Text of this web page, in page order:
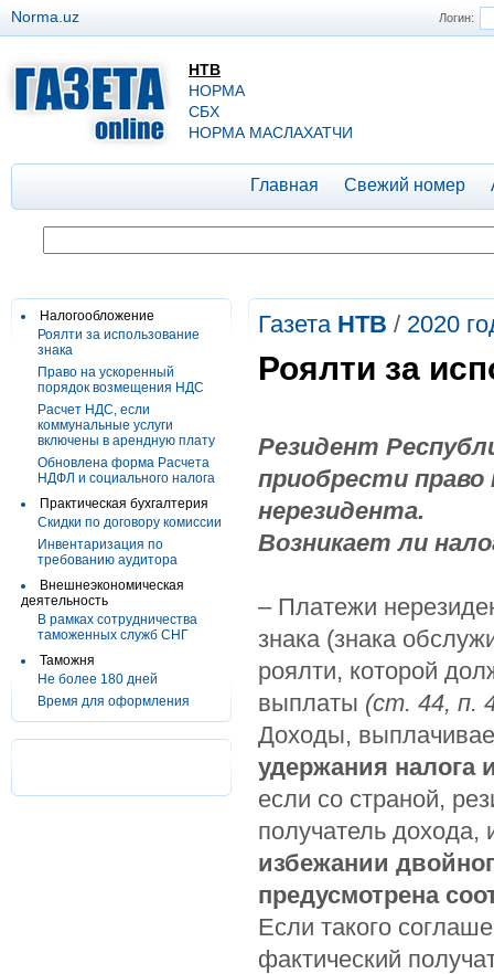
Логин:
Norma.uz
НТВ
НОРМА
СБХ
НОРМА МАСЛАХАТЧИ
Главная Свежий номер
Налогообложение
Роялти за использование
знака
Право на ускоренный
порядок возмещения НДС
Расчет НДС, если
коммунальные услуги
включены в арендную плату
Обновлена форма Расчета
НДФЛ и социального налога
Практическая бухгалтерия
Скидки по договору комиссии
Инвентаризация по
требованию аудитора
Внешнеэкономическая
деятельность
В рамках сотрудничества
таможенных служб СНГ
Таможня
Не более 180 дней
Время для оформления
Газета НТВ / 2020
Роялти за
Резидент
приобрести
нерезидента.
Возникает ли
– Платежи
знака (знака
роялти, которой
выплаты (ст. 44, п.
Доходы,
удержания налога
если со страной,
получатель дохода,
избежании
предусмотрена
Если такого
фактический